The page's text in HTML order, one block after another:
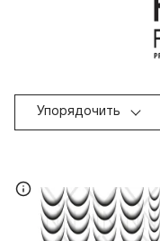
Упорядочить